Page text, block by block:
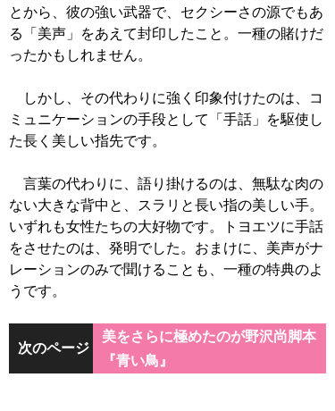
とから、彼の強い武器で、セクシーさの源でもあ
る「美声」をあえて封印したこと。一種の賭けだ
ったかもしれません。
しかし、その代わりに強く印象付けたのは、コ
ミュニケーションの手段として「手話」を駆使し
た長く美しい指先です。
言葉の代わりに、語り掛けるのは、無駄な肉の
ない大きな背中と、スラリと長い指の美しい手。
いずれも女性たちの大好物です。トヨエツに手話
をさせたのは、発明でした。おまけに、美声がナ
レーションのみで聞けることも、一種の特典のよ
うです。
次のページ
美をさらに極めたのが野沢尚脚本
『青い鳥』